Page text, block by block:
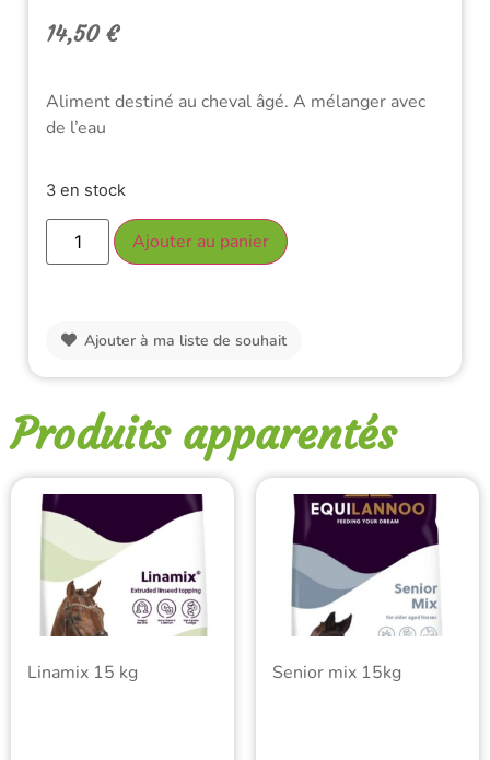
14,50 €
Aliment destiné au cheval âgé. A mélanger avec
de l’eau
3 en stock
Ajouter au panier
Ajouter à ma liste de souhait
Produits apparentés
Linamix 15 kg Senior mix 15kg